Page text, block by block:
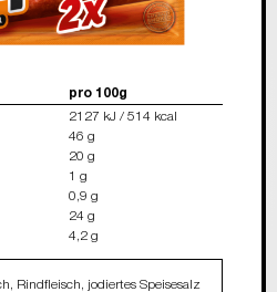
pro 100g
2127 kJ / 514 kcal
46 g
20 g
1 g
0,9 g
24 g
4,2 g
Rindfleisch, jodiertes Speisesalz